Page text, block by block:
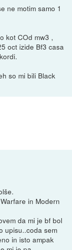
ne motim samo 1
kot COd mw3 ,
oct izide Bf3 casa
so mi bili Black
in Modern
da mi je bf bol
upisu..coda sem
in isto ampak